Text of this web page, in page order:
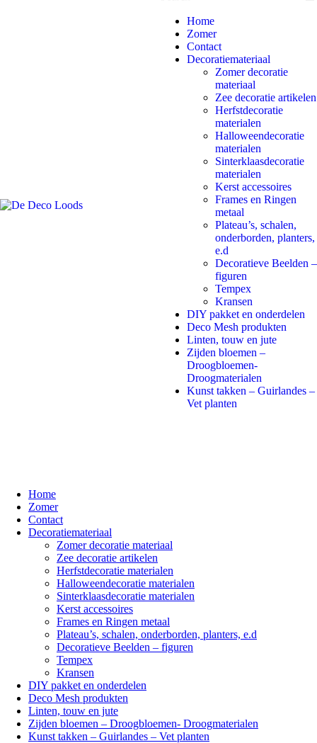
Home
Zomer
Contact
Decoratiemateriaal
Zomer decoratie
materiaal
Zee decoratie artikelen
Herfstdecoratie
materialen
Halloweendecoratie
materialen
Sinterklaasdecoratie
materialen
Kerst accessoires
Frames en Ringen
metaal
Plateau’s, schalen,
onderborden, planters,
e.d
Decoratieve Beelden –
figuren
Tempex
Kransen
DIY pakket en onderdelen
Deco Mesh produkten
Linten, touw en jute
Zijden bloemen –
Droogbloemen-
Droogmaterialen
Kunst takken – Guirlandes –
Vet planten
Home
Zomer
Contact
Decoratiemateriaal
Zomer decoratie materiaal
Zee decoratie artikelen
Herfstdecoratie materialen
Halloweendecoratie materialen
Sinterklaasdecoratie materialen
Kerst accessoires
Frames en Ringen metaal
Plateau’s, schalen, onderborden, planters, e.d
Decoratieve Beelden – figuren
Tempex
Kransen
DIY pakket en onderdelen
Deco Mesh produkten
Linten, touw en jute
Zijden bloemen – Droogbloemen- Droogmaterialen
Kunst takken – Guirlandes – Vet planten